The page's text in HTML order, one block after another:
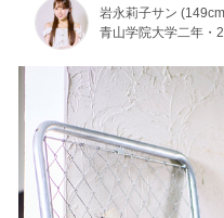
岩永莉子サン
青山学院大学二年・